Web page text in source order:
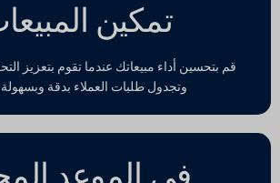
تمكين
قم بتحسين أداء مبيعاتك عندما تقوم بتعزيز
وتجدول طلبات العملاء بدقة